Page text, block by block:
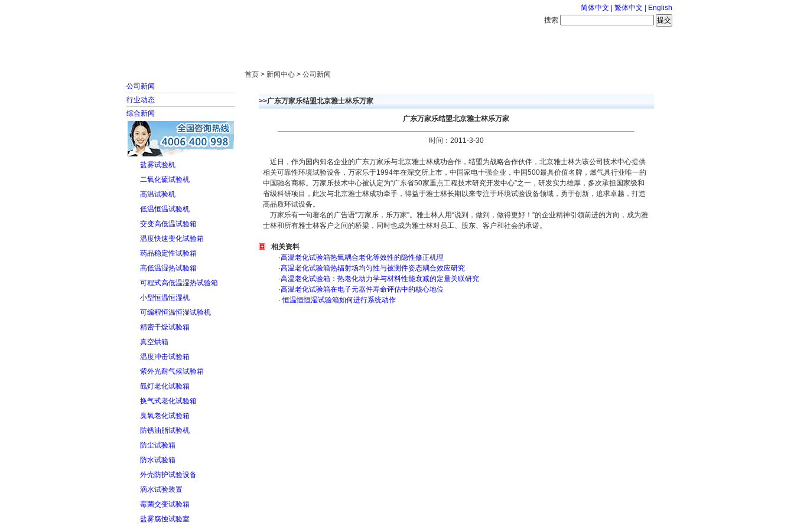
简体中文 繁体中文
English
搜索
公司新闻
行业动态
综合新闻
盐雾试验机
二氧化硫试验机
高温试验机
低温恒温试验机
交变高低温试验箱
温度快速变化试验箱
药品稳定性试验箱
高低温湿热试验箱
可程式高低温湿热试验箱
小型恒温恒湿机
可编程恒温恒湿试验机
精密干燥试验箱
真空烘箱
温度冲击试验箱
紫外光耐气候试验箱
氙灯老化试验箱
换气式老化试验箱
臭氧老化试验箱
防锈油脂试验机
防尘试验箱
防水试验箱
外壳防护试验设备
滴水试验装置
霉菌交变试验箱
盐雾腐蚀试验室
首页 > 新闻中心 > 公司新闻
>>广东万家乐结盟北京雅士林乐万家
广东万家乐结盟北京雅士林乐万家
时间：2011-3-30
近日，作为国内知名企业的广东万家乐与北京雅士林成功合作，结盟为战略合作伙伴，北京雅士林为该公司技术中心提供
相关可靠性环境试验设备，万家乐于1994年在深交所上市，中国家电十强企业，中国500最具价值名牌，燃气具行业唯一的
中国驰名商标。万家乐技术中心被认定为“广东省50家重点工程技术研究开发中心”之一，研发实力雄厚，多次承担国家级和
省级科研项目，此次与北京雅士林成功牵手，得益于雅士林长期以来专注于环境试验设备领域，勇于创新，追求卓越，打造
高品质环试设备。
万家乐有一句著名的广告语“万家乐，乐万家”。雅士林人用“说到，做到，做得更好！”的企业精神引领前进的方向，成为雅
士林和所有雅士林客户之间的桥梁，同时也成为雅士林对员工、股东、客户和社会的承诺。
相关资料
·高温老化试验箱热氧耦合老化等效性的隐性修正机理
·高温老化试验箱热辐射场均匀性与被测件姿态耦合效应研究
·高温老化试验箱：热老化动力学与材料性能衰减的定量关联研究
·高温老化试验箱在电子元器件寿命评估中的核心地位
· 恒温恒恒湿试验箱如何进行系统动作